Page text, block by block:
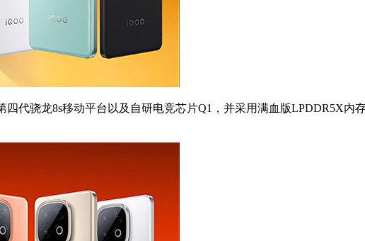
代骁龙8s移动平台以及自研电竞芯片Q1，并采用满血版LPDDR5X内